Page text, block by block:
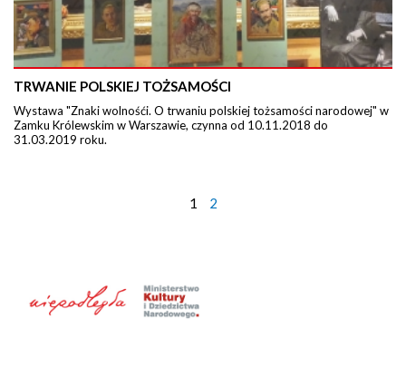
TRWANIE POLSKIEJ TOŻSAMOŚCI
Wystawa "Znaki wolnośći. O trwaniu polskiej tożsamości narodowej" w
Zamku Królewskim w Warszawie, czynna od 10.11.2018 do
31.03.2019 roku.
1 2